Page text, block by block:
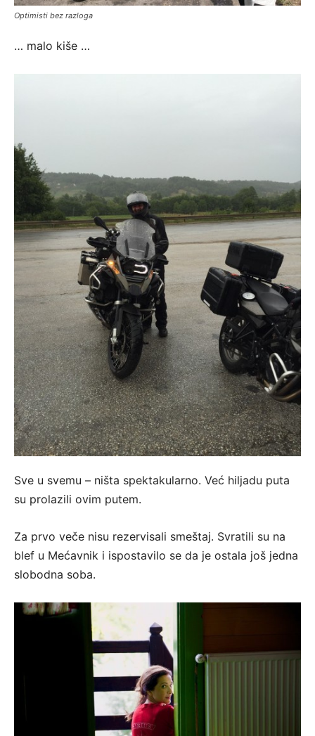
Optimisti bez razloga
… malo kiše …
Sve u svemu – ništa spektakularno. Već hiljadu puta
su prolazili ovim putem.
Za prvo veče nisu rezervisali smeštaj. Svratili su na
blef u Mećavnik i ispostavilo se da je ostala još jedna
slobodna soba.